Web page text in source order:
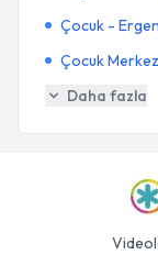
Çocuk -
Çocuk
Daha fazla